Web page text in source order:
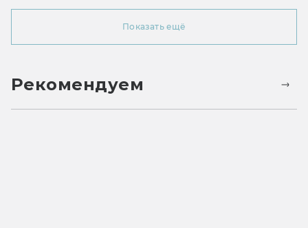
Показать ещё
Рекомендуем